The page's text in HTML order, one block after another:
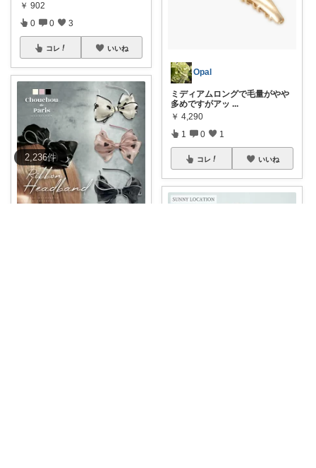
2,236件
￥ 902
0 0 3
コレ いいね
Opal
ミディアムロングで毛量がやや
多めですがアッ ...
￥ 4,290
1 0 1
コレ いいね